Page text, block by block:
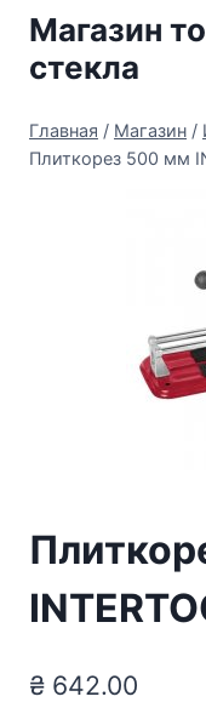
Перейти
содержимому
Магазин
стекла
Главная / Магазин /
Плиткорез 500 мм
₴ 642.00